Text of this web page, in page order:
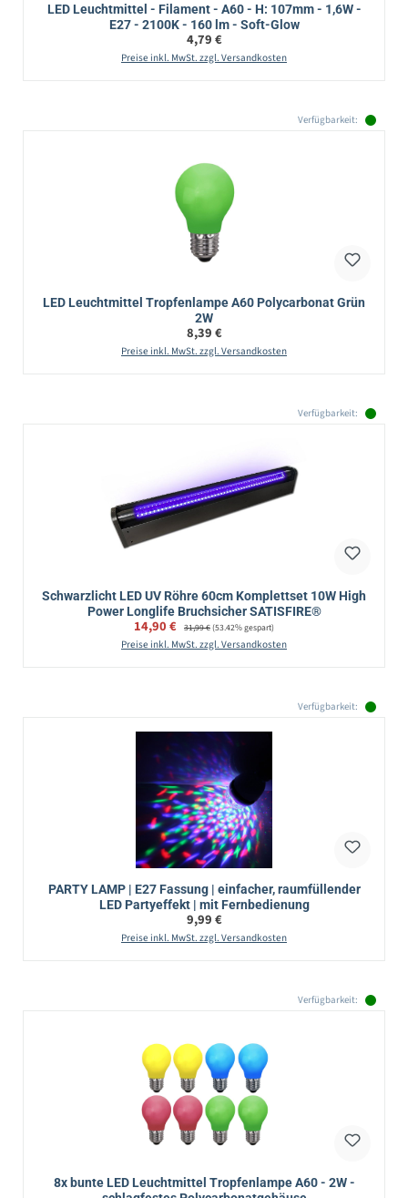
LED Leuchtmittel - Filament - A60 - H: 107mm - 1,6W -
E27 - 2100K - 160 lm - Soft-Glow
Regulärer Preis:
4,79 €
Preise inkl. MwSt. zzgl. Versandkosten
Verfügbarkeit:
LED Leuchtmittel Tropfenlampe A60 Polycarbonat Grün
2W
Regulärer Preis:
8,39 €
Preise inkl. MwSt. zzgl. Versandkosten
Verfügbarkeit:
Schwarzlicht LED UV Röhre 60cm Komplettset 10W High
Power Longlife Bruchsicher SATISFIRE®
Verkaufspreis:
14,90 € Regulärer Preis:
31,99 €(53.42% gespart)
Preise inkl. MwSt. zzgl. Versandkosten
Verfügbarkeit:
PARTY LAMP | E27 Fassung | einfacher, raumfüllender
LED Partyeffekt | mit Fernbedienung
Regulärer Preis:
9,99 €
Preise inkl. MwSt. zzgl. Versandkosten
Verfügbarkeit:
8x bunte LED Leuchtmittel Tropfenlampe A60 - 2W -